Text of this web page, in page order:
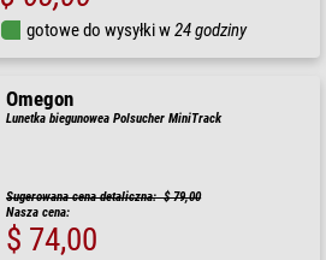
gotowe do wysyłki w24 godziny
Omegon
Lunetka biegunowea Polsucher MiniTrack
Sugerowana cena detaliczna: $ 79,00
Nasza cena:
$ 74,00